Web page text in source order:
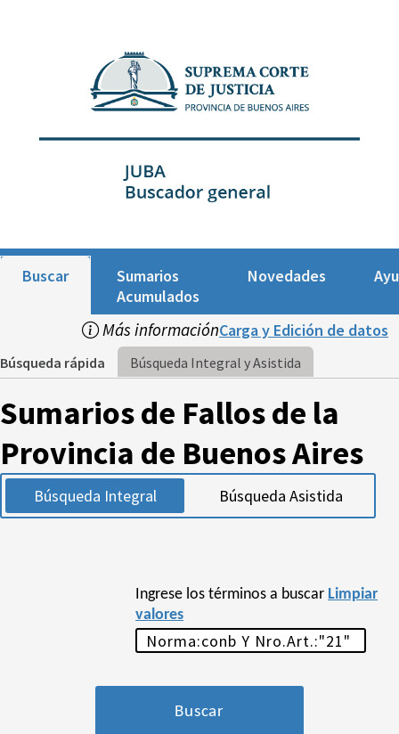
Buscar
Sumarios
Acumulados
Novedades
Más informaciónCarga y Edición de datos
Búsqueda rápida Búsqueda Integral y Asistida
Sumarios de Fallos de la
Provincia de Buenos Aires
Búsqueda Integral Búsqueda Asistida
Ingrese los términos a buscar Limpiar
valores